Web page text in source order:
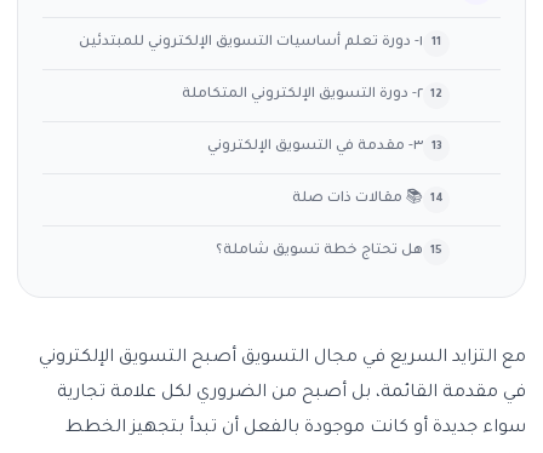
١- دورة تعلم أساسيات التسويق الإلكتروني للمبتدئين
٢- دورة التسويق الإلكتروني المتكاملة
٣- مقدمة في التسويق الإلكتروني
📚 مقالات ذات صلة
هل تحتاج خطة تسويق شاملة؟
مع التزايد السريع في مجال التسويق أصبح التسويق الإلكتروني
في مقدمة القائمة، بل أصبح من الضروري لكل علامة تجارية
سواء جديدة أو كانت موجودة بالفعل أن تبدأ بتجهيز الخطط